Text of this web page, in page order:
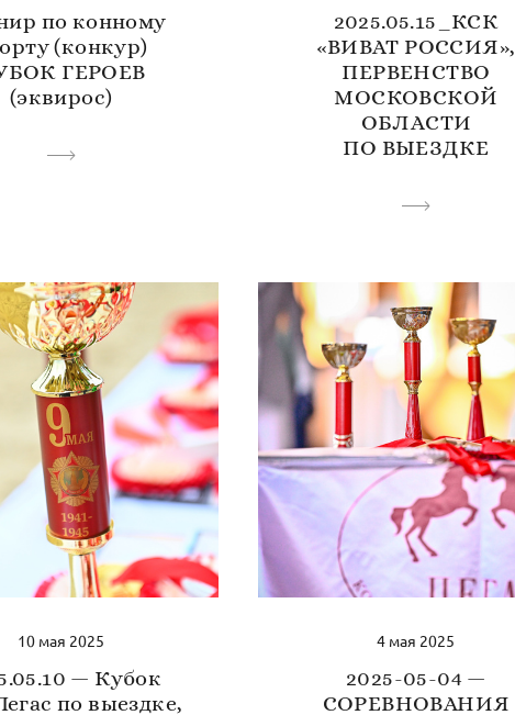
по конному
(конкур)
ГЕРОЕВ
(эквирос)
2025.05.15_КСК
«ВИВАТ РОССИЯ»,
ПЕРВЕНСТВО
МОСКОВСКОЙ
ОБЛАСТИ
ПО ВЫЕЗДКЕ
10 мая 2025
— Кубок
по выездке,
4 мая 2025
2025-05-04 —
СОРЕВНОВАНИЯ